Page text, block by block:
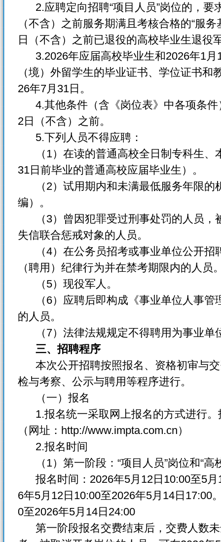
2.应聘定向招聘“项目人员”岗位的，要
（不含）之前服务期满且考核合格的“服
日（不含）之前已退役的高校毕业生退役
3.2026年应届高校毕业生和2026年1月
（境）外留学生的毕业证书、学位证书
26年7月31日。
4.其他条件（含《岗位表》中各项条件
2日（不含）之前。
5.下列人员不得应聘：
（1）在读的普通高校全日制专科生、
31日前毕业的普通高校应届毕业生）。
（2）试用期内和未满最低服务年限的
编）。
（3）曾因犯罪受过刑事处罚的人员，
失信联合惩戒对象的人员。
（4）在公务员招考或事业单位公开招
（聘用）纪律行为并在禁考期限内的人员
（5）现役军人。
（6）应聘后即构成《事业单位人事管
的人员。
（7）法律法规规定不得聘用为事业单
三、招聘程序
本次公开招聘按照报名、资格初审与交
检与考察、公示与聘用等程序进行。
（一）报名
1.报名统一采取网上报名的方式进行。
（网址：http://www.impta.com.cn）
2.报名时间
（1）第一阶段：“项目人员”岗位和“高
报名时间：2026年5月12日10:00至5月
6年5月12日10:00至2026年5月14日17:00
0至2026年5月14日24:00
第一阶段报名交费结束后，交费人数未